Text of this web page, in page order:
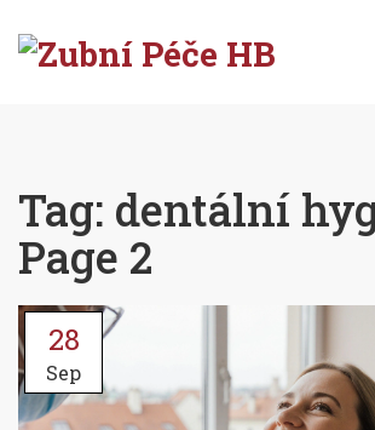
Tag: dentální
Page 2
28
Sep